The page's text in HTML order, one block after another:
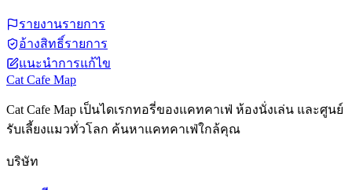
รายงานรายการ
อ้างสิทธิ์รายการ
แนะนำการแก้ไข
Cat Cafe Map
Cat Cafe Map เป็นไดเรกทอรี่ของแคทคาเฟ่ ห้องนั่งเล่น และศูนย์
รับเลี้ยงแมวทั่วโลก ค้นหาแคทคาเฟ่ใกล้คุณ
บริษัท